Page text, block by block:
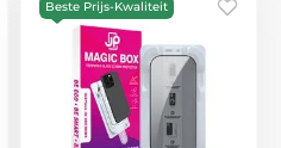
Beste Prijs-Kwaliteit